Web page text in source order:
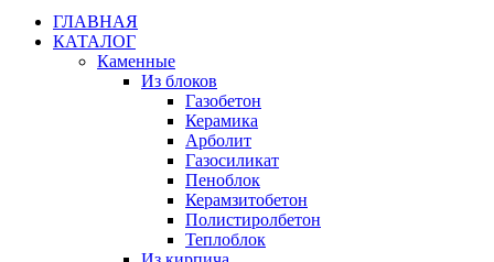
ГЛАВНАЯ
КАТАЛОГ
Каменные
Из блоков
Газобетон
Керамика
Арболит
Газосиликат
Пеноблок
Керамзитобетон
Полистиролбетон
Теплоблок